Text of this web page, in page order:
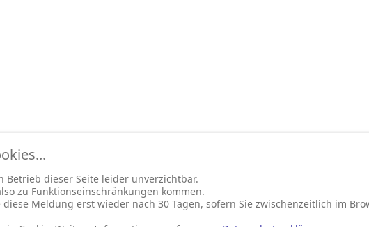
Betrieb dieser Seite leider unverzichtbar.
zu Funktionseinschränkungen kommen.
Meldung erst wieder nach 30 Tagen, sofern Sie zwischenzeitlich im